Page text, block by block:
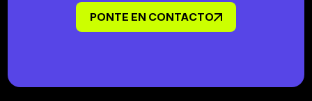
PONTE EN CONTACTO